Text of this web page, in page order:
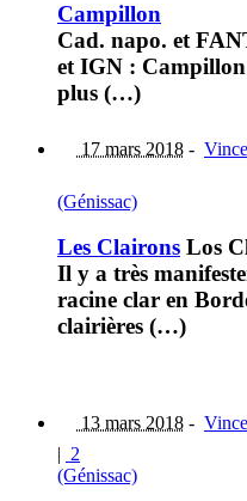
Campillon
Cad. napo. et
et IGN :
plus (…)
17 mars 2018 -
(Génissac)
Les Clairons Los
Il y a très
racine clar en
clairières (…)
13 mars 2018 -
| 2
(Génissac)